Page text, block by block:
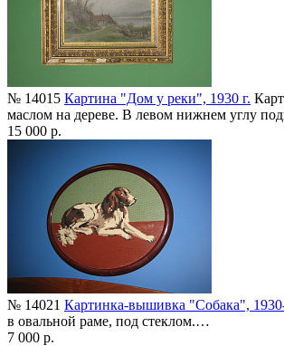
№ 14015 Картина "Дом у реки", 1930 г.
маслом на дереве. В левом нижнем углу
15 000 р.
№ 14021 Картинка-вышивка "Собака",
в овальной раме, под стеклом.…
7 000 р.